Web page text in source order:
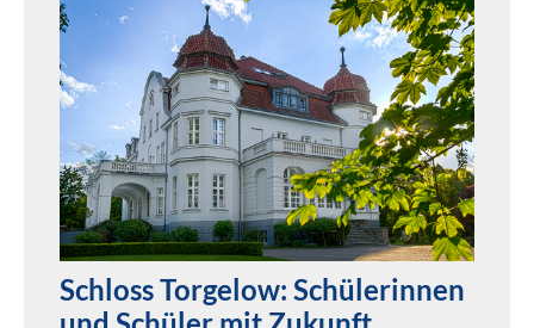
Schloss Torgelow: Schülerinnen